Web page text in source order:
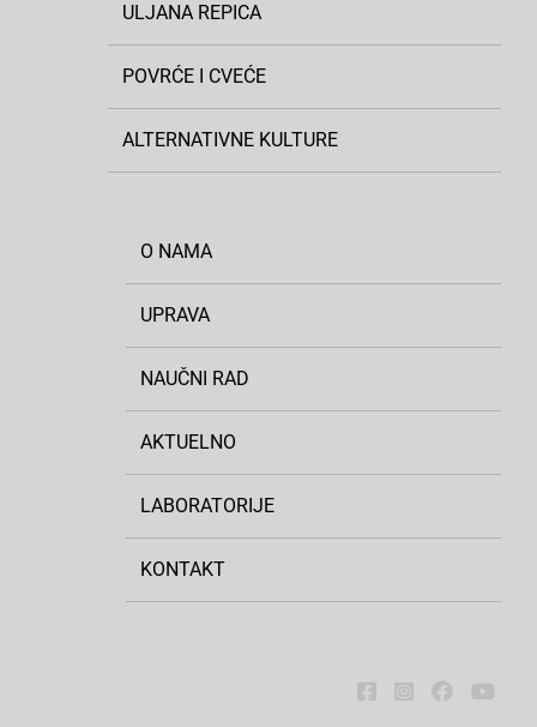
ULJANA REPICA
POVRĆE I CVEĆE
ALTERNATIVNE KULTURE
O NAMA
UPRAVA
NAUČNI RAD
AKTUELNO
LABORATORIJE
KONTAKT